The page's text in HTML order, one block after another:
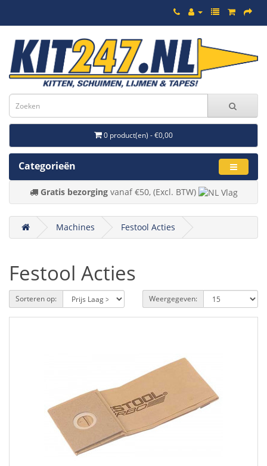
0 product(en) - €0,00
Categorieën
Gratis bezorgingvanaf €50, (Excl. BTW)
Machines Festool Acties
Festool Acties
Sorteren op: Weergegeven: